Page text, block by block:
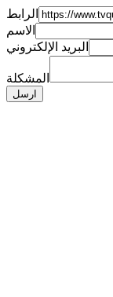
الرابط
الاسم
البريد الإلكتروني
المشكلة
ارسل